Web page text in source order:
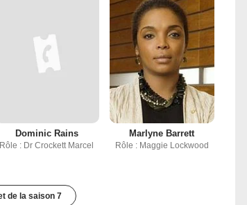
Dominic Rains
Rôle : Dr Crockett Marcel
Marlyne Barrett
Rôle : Maggie Lockwood
de la saison 7